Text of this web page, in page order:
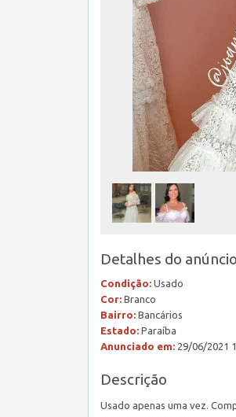
Detalhes do anúncio
Condição: Usado
Cor: Branco
Bairro: Bancários
Estado: Paraíba
Anunciado em: 29/06/2021
Descrição
Usado apenas uma vez.